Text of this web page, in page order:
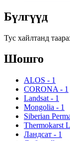
Бүлгүүд
Тус хайлтанд
Шошго
ALOS - 1
CORONA - 1
Landsat - 1
Mongolia - 1
Siberian
Thermokarst
Ландсат - 1